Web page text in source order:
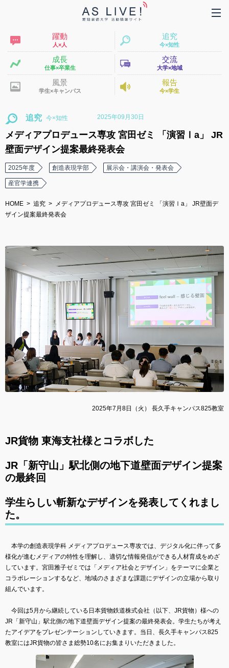
躍動
人×人
追究
今×知性
成長
仕事×卒業生
交流
大学×地域
風景
学生×キャンパス
報告
今×学生
追究 2025年09月30日
メディアプロデュース専攻 宮田ゼミ 「演習Ⅰa」 JR
壁面デザイン提案最終発表会
2025年度 創造表現学部 展示会・講演会・発表会
産官学連携
HOME 追究
メディアプロデュース専攻 宮田ゼミ 「演習Ⅰa」 JR壁面デ
ザイン提案最終発表会
2025年7月8日（火） 長久手キャンパス825教室
JR貨物 東海支社様とコラボした
JR「新守⼭」駅北側の地下道壁⾯デザイン提案
の最終回
学⽣らしい斬新なデザインを発表してくれまし
た。
本学の創造表現学科 メディアプロデュース専攻では、デジタル化に伴って多
様化が進むメディアの特性を理解し、適切な情報発信ができる人材育成をめざ
しています。宮田雅子ゼミでは「メディア社会とデザイン」をテーマに企業と
コラボレーションするなど、地域のさまざまな課題にデザインの立場から取り
組んでいます。
今回は5月から継続している日本貨物鉄道株式会社（以下、JR貨物）様への
JR「新守山」駅北側の地下道壁面デザイン提案の最終発表会。学生たちが考え
たアイデアをプレゼンテーションしていきます。当日、長久手キャンパス825
教室にはJR貨物の皆さま総勢10名にお集まりいただきました。